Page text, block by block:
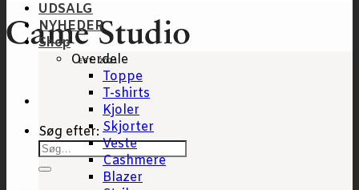
Søg efter:
UDSALG
NYHEDER
Shop
Overdele
Toppe
T-shirts
Kjoler
Skjorter
Veste
Cashmere
Blazer